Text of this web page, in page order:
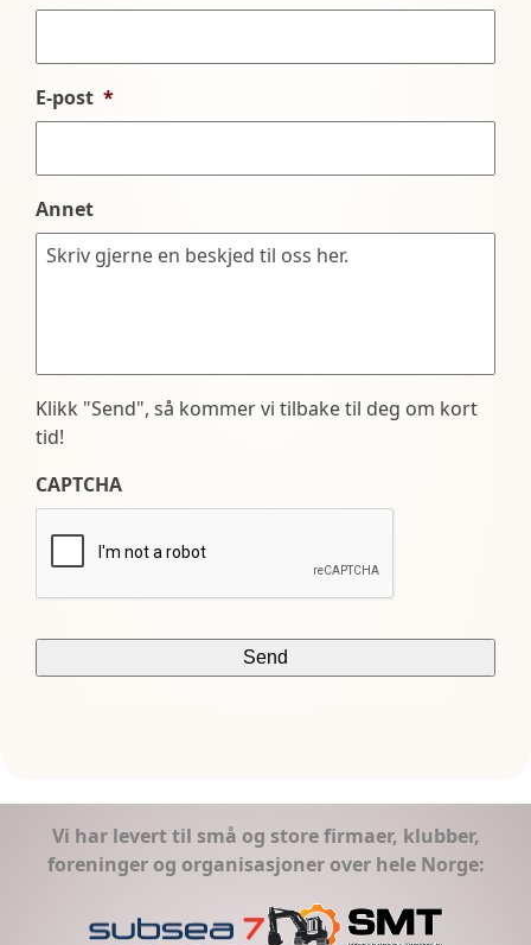
E-post *
Annet
Klikk "Send", så kommer vi tilbake til deg om kort
tid!
CAPTCHA
Vi har levert til små og store firmaer, klubber,
foreninger og organisasjoner over hele Norge: